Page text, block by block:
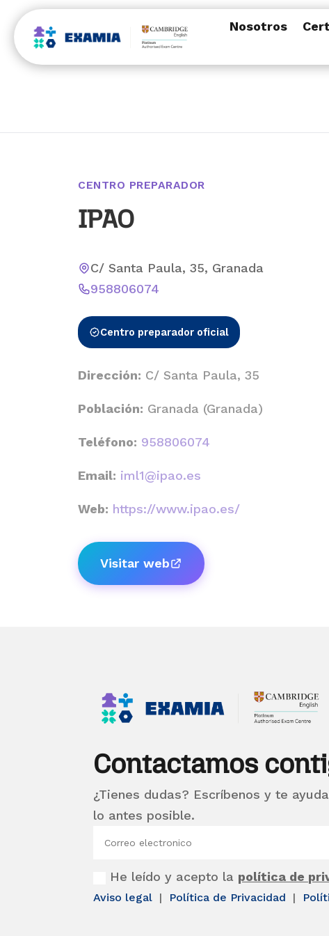
Nosotros
CENTRO PREPARADOR
IPAO
C/ Santa Paula, 35, Granada
958806074
Centro preparador oficial
Dirección: C/ Santa Paula, 35
Población: Granada (Granada)
Teléfono: 958806074
Email: iml1@ipao.es
Web: https://www.ipao.es/
Visitar web
Contactamos
¿Tienes dudas? Escríbenos y te
lo antes posible.
He leído y acepto la política de
Aviso legal | Política de Privacidad |